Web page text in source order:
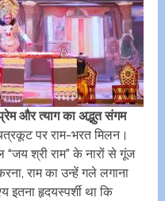
और त्याग का अद्भुत संगम
पर राम-भरत मिलन।
श्री राम” के नारों से गूंज
राम का उन्हें गले लगाना
इतना हृदयस्पर्शी था कि